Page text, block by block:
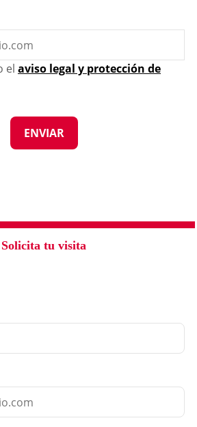
Solicita tu visita
el aviso legal y protección de